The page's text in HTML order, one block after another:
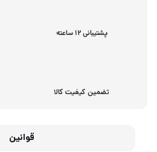
پشتیبانی 12 ساعته
تضمین کیفیت کالا
قوانین